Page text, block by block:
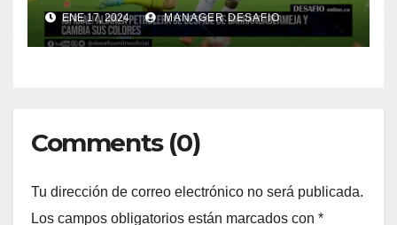
ENE 17, 2024 MANAGER.DESAFIO
Comments (0)
Tu dirección de correo electrónico no será publicada.
Los campos obligatorios están marcados con *